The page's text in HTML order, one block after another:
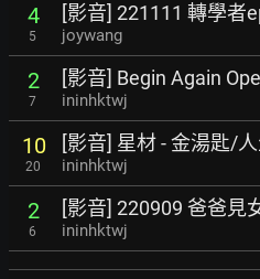
4
5
[影音] 221111 轉學者
joywang
2
7
[影音] Begin Again
ininhktwj
10
20
[影音] 星材 - 金湯匙/
ininhktwj
2
6
[影音] 220909 爸爸見
ininhktwj